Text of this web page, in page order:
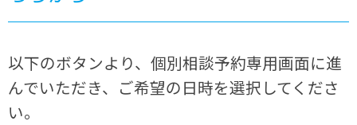
以下のボタンより、個別相談予約専用画面に進
んでいただき、ご希望の日時を選択してくださ
い。